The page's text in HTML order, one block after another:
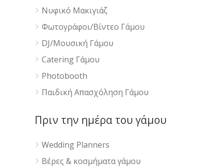
Νυφικό Μακιγιάζ
Φωτογράφοι/Βίντεο Γάμου
DJ/Μουσική Γάμου
Catering Γάμου
Photobooth
Παιδική Απασχόληση Γάμου
Πριν την ημέρα του γάμου
Wedding Planners
Βέρες & κοσμήματα γάμου